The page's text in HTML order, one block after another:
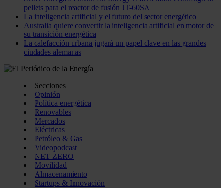
pellets para el reactor de fusión JT-60SA
La inteligencia artificial y el futuro del sector energético
Australia quiere convertir la inteligencia artificial en motor de
su transición energética
La calefacción urbana jugará un papel clave en las grandes
ciudades alemanas
Secciones
Opinión
Política energética
Renovables
Mercados
Eléctricas
Petróleo & Gas
Videopodcast
NET ZERO
Movilidad
Almacenamiento
Startups & Innovación